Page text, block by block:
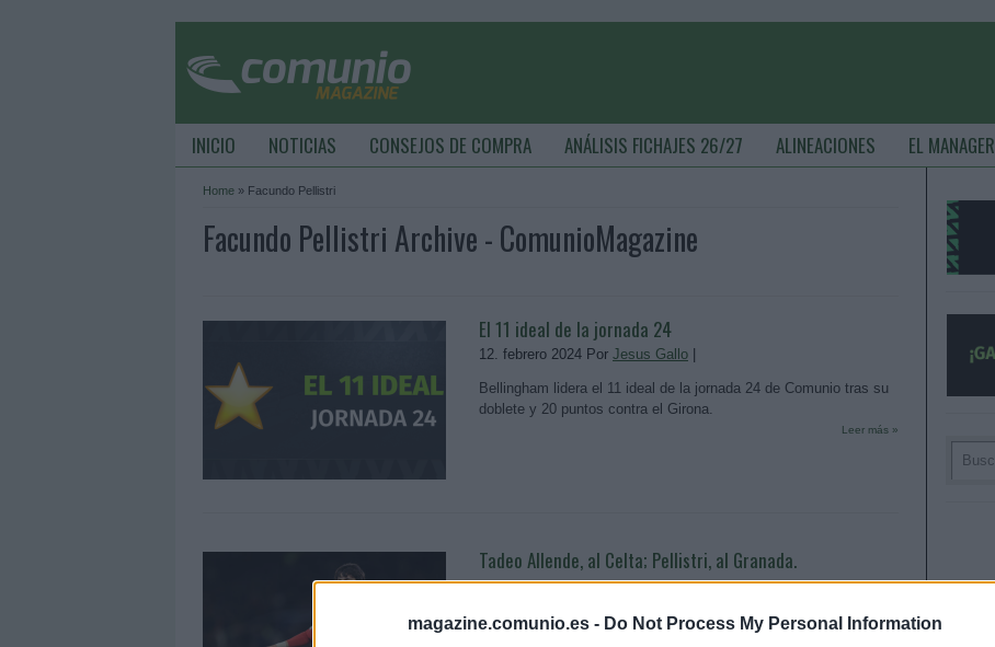
magazine.comunio.es - Do Not Process My Personal Information
INICIO NOTICIAS CONSEJOS DE COMPRA ANÁLISIS FICHAJES 26/27 ALINEACIONES EL MANAGER
Home » Facundo Pellistri
Facundo Pellistri Archive - ComunioMagazine
El 11 ideal de la jornada 24
12. febrero 2024 Por Jesus Gallo
Bellingham lidera el 11 ideal de la jornada 24 de Comunio tras su
doblete y 20 puntos contra el Girona.
Leer más »
Tadeo Allende, al Celta; Pellistri, al Granada.
¿Recomendables en Comunio?
1. febrero 2024 Por Jesus Gallo